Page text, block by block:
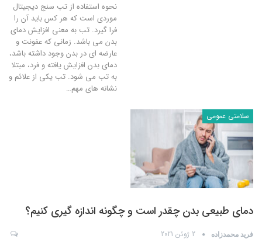
نحوه استفاده از تب سنج دیجیتال
موردی است که هر کس باید آن را
فرا گیرد. تب به معنی افزایش دمای
بدن می باشد. زمانی که عفونت و
عارضه ای در بدن وجود داشته باشد،
دمای بدن افزایش یافته و فرد، مبتلا
به تب می شود. تب یکی از علائم و
نشانه های مهم…
سلامتی عمومی
دمای طبیعی بدن چقدر است و چگونه اندازه گیری کنیم؟
فرید محمدزاده 2 ژوئن 2021